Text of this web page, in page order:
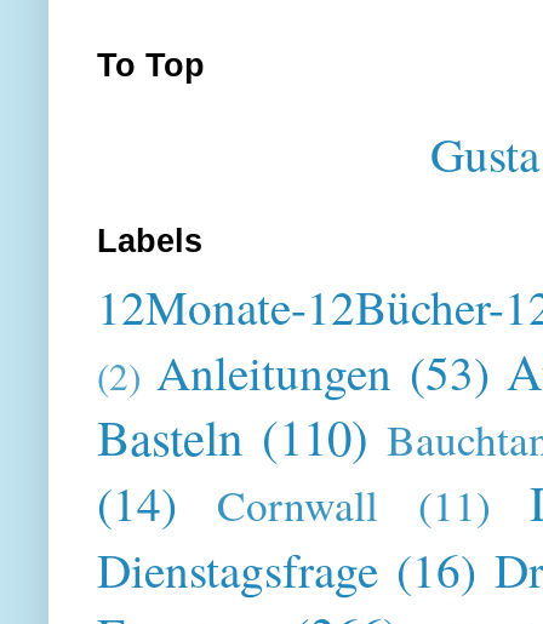
To Top
Labels
12Monate-12Bücher-
(2) Anleitungen (53)
Basteln (110)
(14) Cornwall (11)
Dienstagsfrage (16)